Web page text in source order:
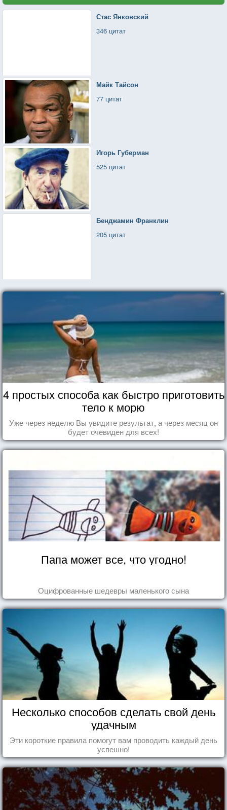
Стас Янковский
346 цитат
Майк Тайсон
77 цитат
Игорь Губерман
525 цитат
Бенджамин Франклин
205 цитат
4 простых способа как быстро приготовить
тело к морю
Уже через неделю Вы увидите результат, а через месяц он
будет очевиден для всех!
Папа может все, что угодно!
Оцифрованные шедевры маленького сына
Несколько способов сделать свой день
удачным
Эти короткие правила помогут вам проводить каждый день
успешно!